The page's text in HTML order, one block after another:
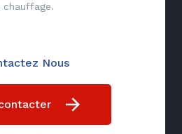
chauffage.
Nous